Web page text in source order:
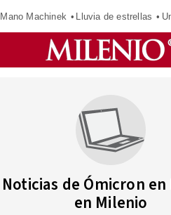
Mano Machinek Lluvia de estrellas
Noticias de Ómicron en
en Milenio